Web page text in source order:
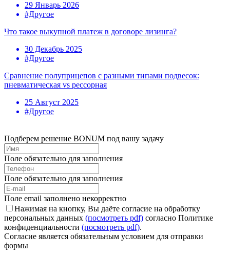
29 Январь 2026
#Другое
Что такое выкупной платеж в договоре лизинга?
30 Декабрь 2025
#Другое
Сравнение полуприцепов с разными типами подвесок:
пневматическая vs рессорная
25 Август 2025
#Другое
Подберем решение BONUM под вашу задачу
Поле обязательно для заполнения
Поле обязательно для заполнения
Поле email заполнено некорректно
Нажимая на кнопку, Вы даёте согласие на обработку
персональных данных (посмотреть pdf) согласно Политике
конфиденциальности (посмотреть pdf).
Согласие является обязательным условием для отправки
формы